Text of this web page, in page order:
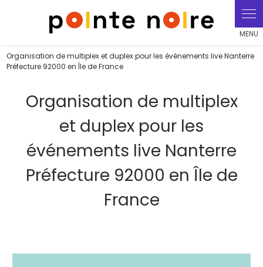
Organisation de multiplex et duplex pour les événements live Nanterre
Préfecture 92000 en Île de France
Organisation de multiplex
et duplex pour les
événements live Nanterre
Préfecture 92000 en Île de
France